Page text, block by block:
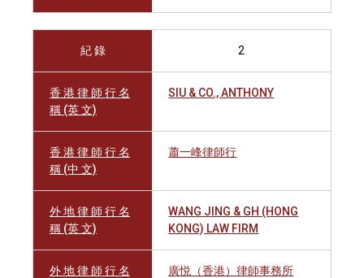
紀 錄 2
香 港 律 師 行 名
稱 (英 文)
SIU & CO., ANTHONY
香 港 律 師 行 名
稱 (中 文)
蕭一峰律師行
外 地 律 師 行 名
稱 (英 文)
WANG JING & GH (HONG
KONG) LAW FIRM
外 地 律 師 行 名
廣悦（香港）律師事務所